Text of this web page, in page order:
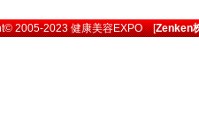
2005-2023健康美容EXPO[Zenken